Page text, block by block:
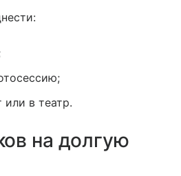
или в театр.
на долгую